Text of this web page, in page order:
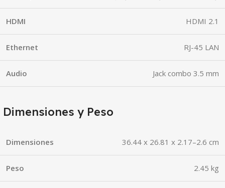
HDMI HDMI 2.1
Ethernet RJ-45 LAN
Audio Jack combo 3.5 mm
Dimensiones y Peso
Dimensiones 36.44 x 26.81 x 2.17–2.6 cm
Peso 2.45 kg